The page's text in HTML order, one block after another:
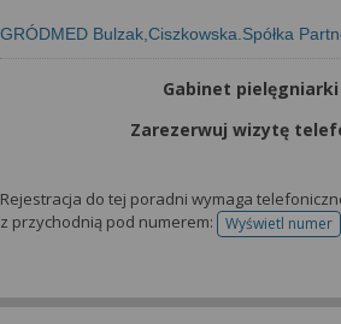
GRÓDMED Bulzak,Ciszkowska.Spółka
Gabinet pielęgniarki
Zarezerwuj wizytę
Rejestracja do tej poradni wymaga
z przychodnią pod numerem:
Wyświetl numer
telefonu